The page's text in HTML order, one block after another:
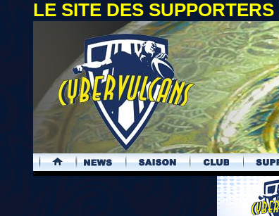
LE SITE DES
.